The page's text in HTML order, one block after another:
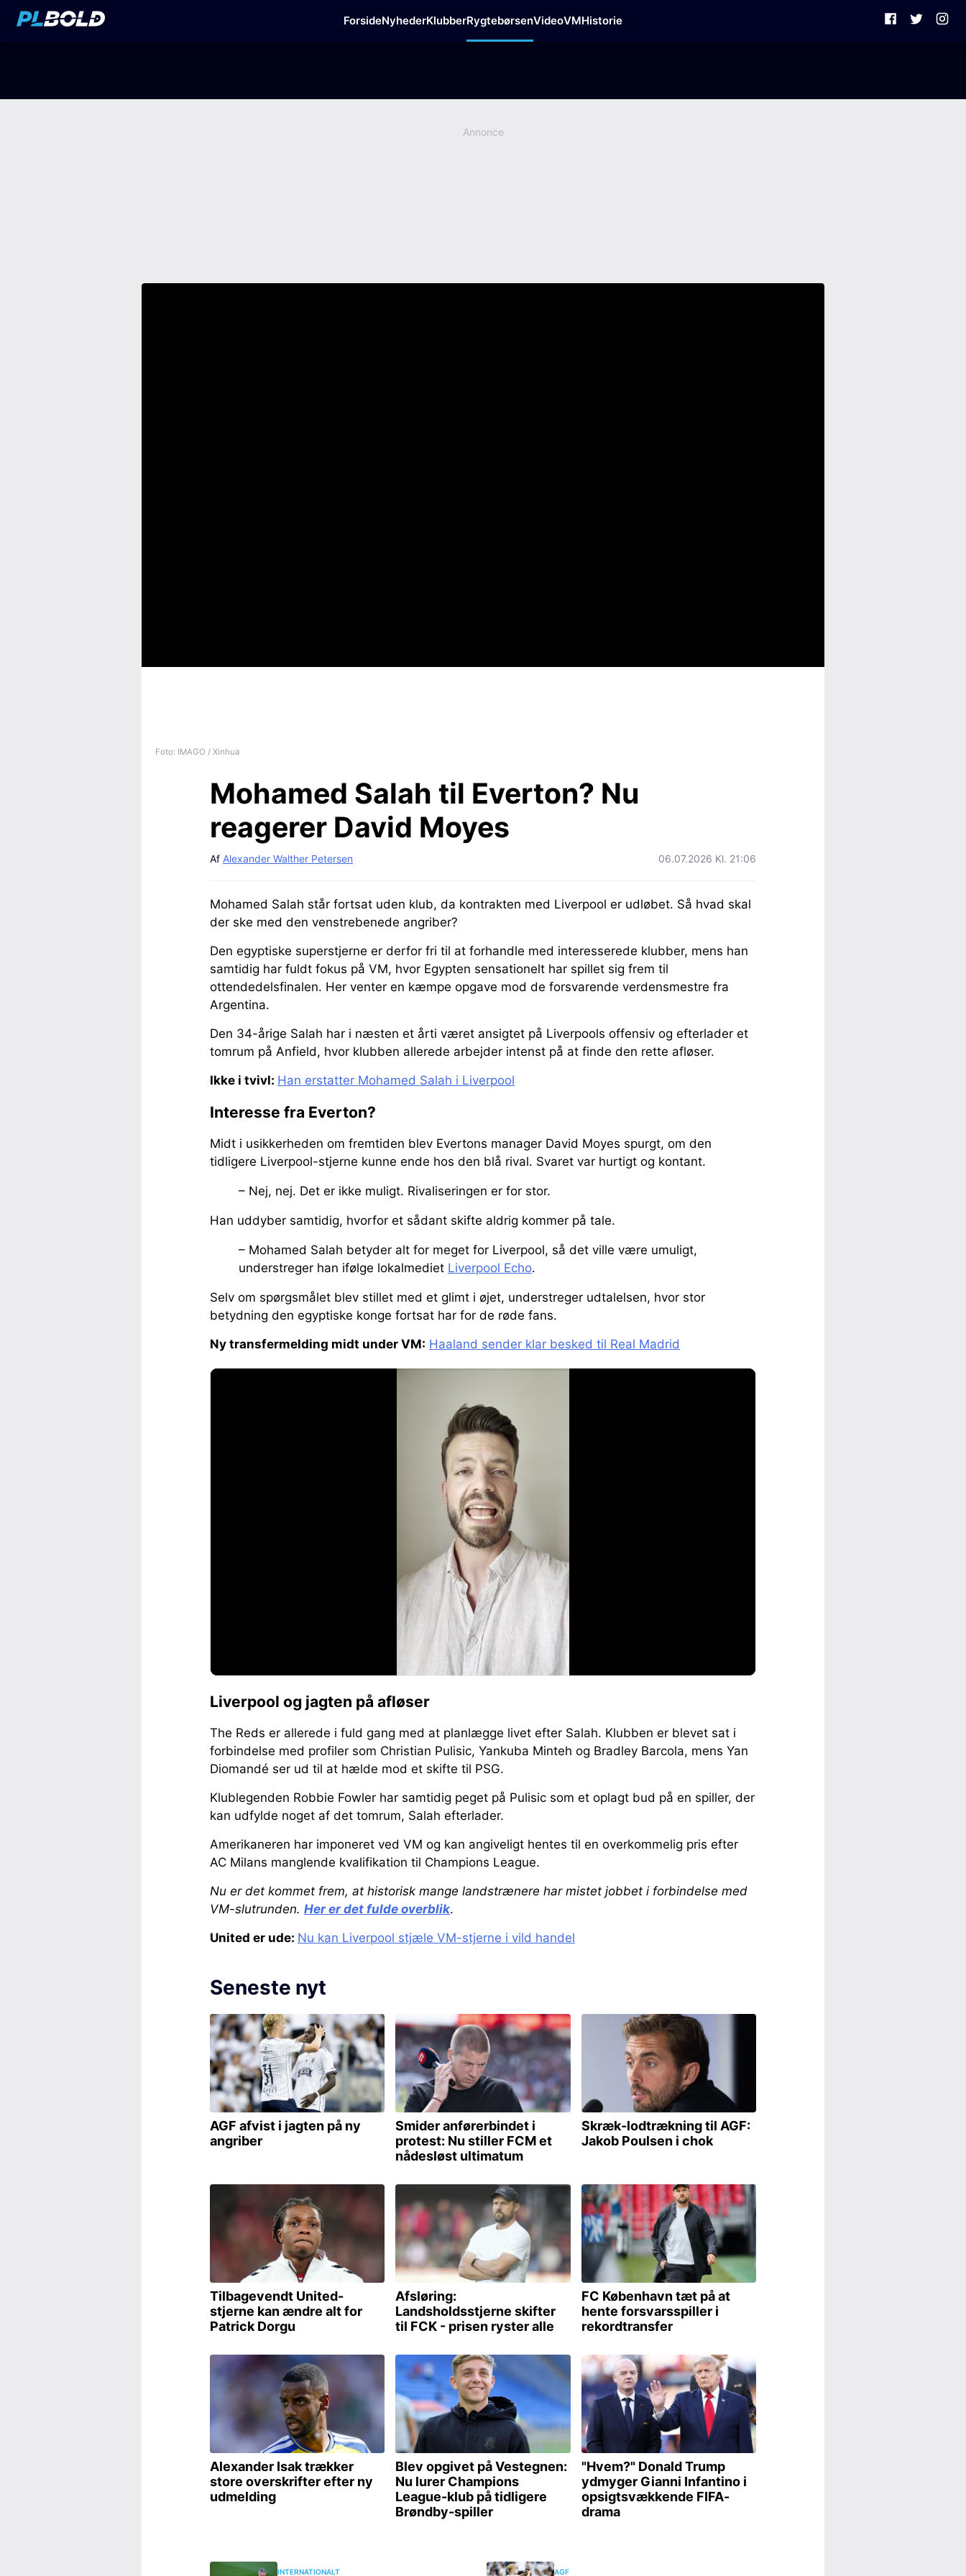
ForsideNyhederKlubberRygtebørsenVideoVMHistorie
Annonce
Foto: IMAGO / Xinhua
Mohamed Salah til Everton? Nu
reagerer David Moyes
Af Alexander Walther Petersen 06.07.2026 Kl. 21:06
Mohamed Salah står fortsat uden klub, da kontrakten med Liverpool er udløbet. Så hvad skal
der ske med den venstrebenede angriber?
Den egyptiske superstjerne er derfor fri til at forhandle med interesserede klubber, mens han
samtidig har fuldt fokus på VM, hvor Egypten sensationelt har spillet sig frem til
ottendedelsfinalen. Her venter en kæmpe opgave mod de forsvarende verdensmestre fra
Argentina.
Den 34-årige Salah har i næsten et årti været ansigtet på Liverpools offensiv og efterlader et
tomrum på Anfield, hvor klubben allerede arbejder intenst på at finde den rette afløser.
Ikke i tvivl: Han erstatter Mohamed Salah i Liverpool
Interesse fra Everton?
Midt i usikkerheden om fremtiden blev Evertons manager David Moyes spurgt, om den
tidligere Liverpool-stjerne kunne ende hos den blå rival. Svaret var hurtigt og kontant.
– Nej, nej. Det er ikke muligt. Rivaliseringen er for stor.
Han uddyber samtidig, hvorfor et sådant skifte aldrig kommer på tale.
– Mohamed Salah betyder alt for meget for Liverpool, så det ville være umuligt,
understreger han ifølge lokalmediet Liverpool Echo.
Selv om spørgsmålet blev stillet med et glimt i øjet, understreger udtalelsen, hvor stor
betydning den egyptiske konge fortsat har for de røde fans.
Ny transfermelding midt under VM: Haaland sender klar besked til Real Madrid
Liverpool og jagten på afløser
The Reds er allerede i fuld gang med at planlægge livet efter Salah. Klubben er blevet sat i
forbindelse med profiler som Christian Pulisic, Yankuba Minteh og Bradley Barcola, mens Yan
Diomandé ser ud til at hælde mod et skifte til PSG.
Klublegenden Robbie Fowler har samtidig peget på Pulisic som et oplagt bud på en spiller, der
kan udfylde noget af det tomrum, Salah efterlader.
Amerikaneren har imponeret ved VM og kan angiveligt hentes til en overkommelig pris efter
AC Milans manglende kvalifikation til Champions League.
Nu er det kommet frem, at historisk mange landstrænere har mistet jobbet i forbindelse med
VM-slutrunden. Her er det fulde overblik.
United er ude: Nu kan Liverpool stjæle VM-stjerne i vild handel
Seneste nyt
INTERNATIONALT AGF